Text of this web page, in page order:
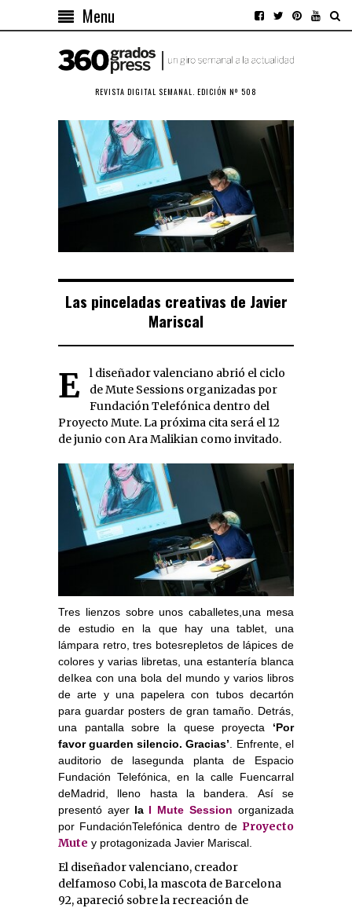
Menu
REVISTA DIGITAL SEMANAL. EDICIÓN Nº 508
Las pinceladas creativas de Javier
Mariscal
El diseñador valenciano abrió el ciclo
de Mute Sessions organizadas por
Fundación Telefónica dentro del
Proyecto Mute. La próxima cita será el 12
de junio con Ara Malikian como invitado.
Tres lienzos sobre unos caballetes,una mesa
de estudio en la que hay una tablet, una
lámpara retro, tres botesrepletos de lápices de
colores y varias libretas, una estantería blanca
deIkea con una bola del mundo y varios libros
de arte y una papelera con tubos decartón
para guardar posters de gran tamaño. Detrás,
una pantalla sobre la quese proyecta ‘Por
favor guarden silencio. Gracias’ . Enfrente, el
auditorio de lasegunda planta de Espacio
Fundación Telefónica, en la calle Fuencarral
deMadrid, lleno hasta la bandera. Así se
presentó ayer la I Mute Session organizada
por FundaciónTelefónica dentro de Proyecto
Mute y protagonizada Javier Mariscal.
El diseñador valenciano, creador
delfamoso Cobi, la mascota de Barcelona
92, apareció sobre la recreación de